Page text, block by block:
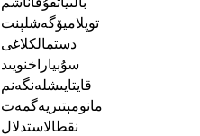
توپلاميۆگەشلېنت
دستمالکلاغی
سۇبياراخنويىد
قايتايىشلەنگەنم
مانومېتىريەگمەت
نقطالاستدلال